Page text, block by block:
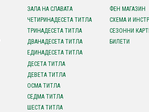
ЗАЛА НА СЛАВАТА
ЧЕТИРИНАДЕСЕТА ТИТЛА
ТРИНАДЕСЕТА ТИТЛА
ДВАНАДЕСЕТА ТИТЛА
ЕДИНАДЕСЕТА ТИТЛА
ДЕСЕТА ТИТЛА
ДЕВЕТА ТИТЛА
ОСМА ТИТЛА
СЕДМА ТИТЛА
ШЕСТА ТИТЛА
ФЕН МАГАЗИН
СХЕМА И
СЕЗОННИ
БИЛЕТИ